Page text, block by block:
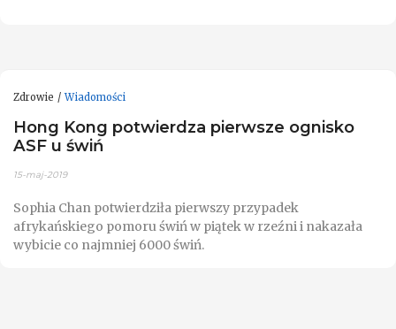
Zdrowie Wiadomości
Hong Kong potwierdza pierwsze ognisko
ASF u świń
15-maj-2019
Sophia Chan potwierdziła pierwszy przypadek
afrykańskiego pomoru świń w piątek w rzeźni i nakazała
wybicie co najmniej 6000 świń.